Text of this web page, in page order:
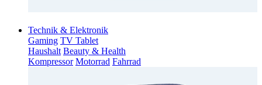
Technik & Elektronik
Gaming TV Tablet
Haushalt Beauty & Health
Kompressor Motorrad Fahrrad